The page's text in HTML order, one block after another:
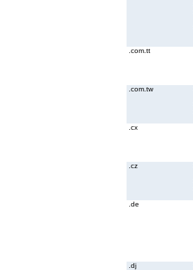
.com.tt
.com.tw
.cx
.cz
.de
.dj